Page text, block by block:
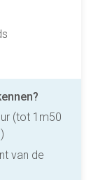
(tot 1m50
van de